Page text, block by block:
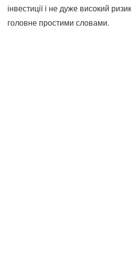
інвестиції і не дуже високий
головне простими словами.